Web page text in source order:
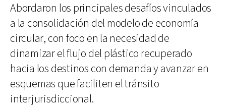
Abordaron los principales desafíos vinculados
a la consolidación del modelo de economía
circular, con foco en la necesidad de
dinamizar el flujo del plástico recuperado
hacia los destinos con demanda y avanzar en
esquemas que faciliten el tránsito
interjurisdiccional.